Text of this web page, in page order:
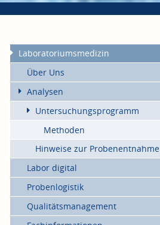
Laboratoriumsmedizin
Über Uns
Analysen
Untersuchungsprogramm
Methoden
Hinweise zur Probenentnahme
Labor digital
Probenlogistik
Qualitätsmanagement